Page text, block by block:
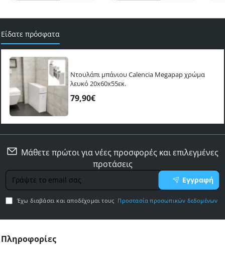
Είδατε πρόσφατα
Ντουλάπι μπάνιου Calencia Megapap χρώμα
λευκό 20x60x55εκ.
79,90€
Μάθετε πρώτοι για νέες προσφορές και επιλεγμένες
προτάσεις
Γράψτε
το
email
σας
Εγγραφή
Έχω διαβάσει και αποδέχομαι τους Προστασία προσωπικών δεδομένων
Πληροφορίες